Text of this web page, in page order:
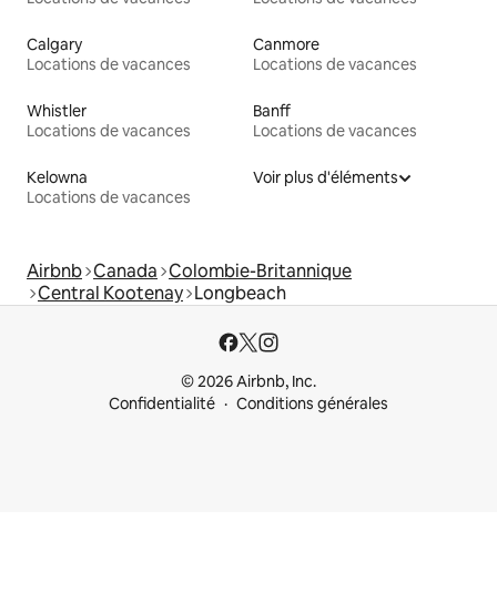
Calgary
Locations de vacances
Canmore
Locations de vacances
Whistler
Locations de vacances
Banff
Locations de vacances
Kelowna
Locations de vacances
Voir plus d'éléments
Airbnb Canada Colombie-Britannique
Central Kootenay Longbeach
© 2026 Airbnb, Inc.
Confidentialité
Conditions générales